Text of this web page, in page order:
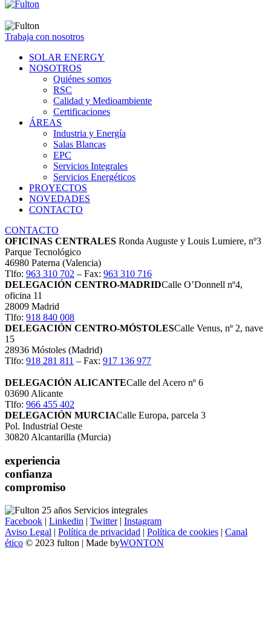
Trabaja con nosotros
SOLAR ENERGY
NOSOTROS
Quiénes somos
RSC
Calidad y Medioambiente
Certificaciones
ÁREAS
Industria y Energía
Salas Blancas
EPC
Servicios Integrales
Servicios Energéticos
PROYECTOS
NOVEDADES
CONTACTO
CONTACTO
OFICINAS CENTRALES Ronda Auguste y Louis Lumiere, nº3
Parque Tecnológico
46980 Paterna (Valencia)
Tlfo: 963 310 702 – Fax: 963 310 716
DELEGACIÓN CENTRO-MADRIDCalle O’Donnell nº4,
oficina 11
28009 Madrid
Tlfo: 918 840 008
DELEGACIÓN CENTRO-MÓSTOLESCalle Venus, nº 2, nave
15
28936 Móstoles (Madrid)
Tlfo: 918 281 811 – Fax: 917 136 977
DELEGACIÓN ALICANTECalle del Acero nº 6
03690 Alicante
Tlfo: 966 455 402
DELEGACIÓN MURCIACalle Europa, parcela 3
Pol. Industrial Oeste
30820 Alcantarilla (Murcia)
experiencia
confianza
compromiso
Facebook | Linkedin | Twitter| Instagram
Aviso Legal | Política de privacidad | Política de cookies | Canal
ético © 2023 fulton | Made byWONTON